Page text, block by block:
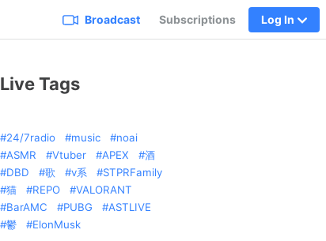
Broadcast Subscriptions Log In
Live Tags
24/7radio music
noai
ASMR
Vtuber APEX
酒
DBD
歌 v系
STPRFamily
猫
REPO
VALORANT
BarAMC
PUBG
ASTLIVE
鬱
ElonMusk